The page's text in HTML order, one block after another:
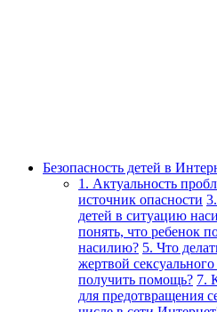
Безопасность детей в
1. Актуальность
источник опасности
детей в ситуацию
понять, что ребенок
насилию? 5. Что
жертвой
получить помощь? 7.
для предотвращения